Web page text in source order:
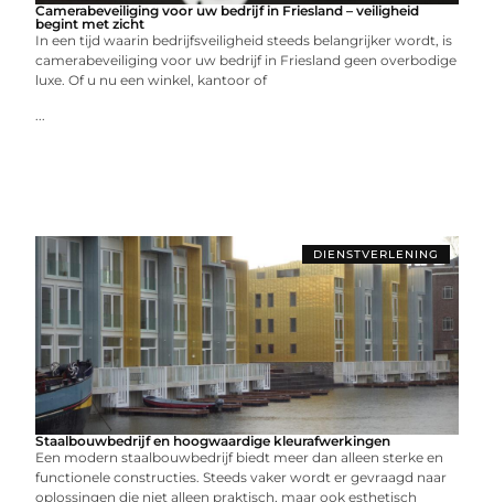
Camerabeveiliging voor uw bedrijf in Friesland – veiligheid
begint met zicht
In een tijd waarin bedrijfsveiligheid steeds belangrijker wordt, is
camerabeveiliging voor uw bedrijf in Friesland geen overbodige
luxe. Of u nu een winkel, kantoor of
...
DIENSTVERLENING
Staalbouwbedrijf en hoogwaardige kleurafwerkingen
Een modern staalbouwbedrijf biedt meer dan alleen sterke en
functionele constructies. Steeds vaker wordt er gevraagd naar
oplossingen die niet alleen praktisch, maar ook esthetisch